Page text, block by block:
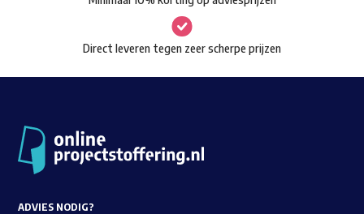
de
productpagina
Direct leveren tegen zeer scherpe prijzen
ADVIES NODIG?